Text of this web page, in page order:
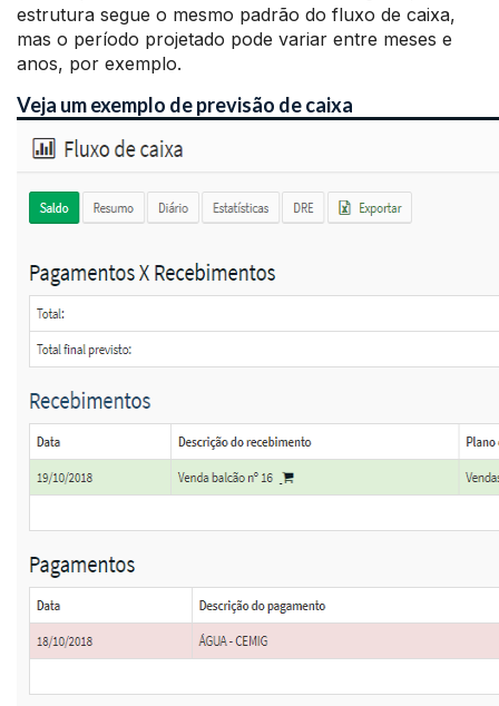
estrutura segue o mesmo padrão do fluxo de caixa,
mas o período projetado pode variar entre meses e
anos, por exemplo.
Veja um exemplo de previsão de caixa